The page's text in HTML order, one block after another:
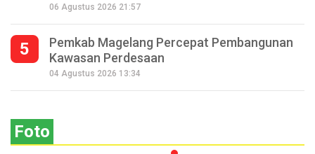
06 Agustus 2026 21:57
5
Pemkab Magelang Percepat Pembangunan
Kawasan Perdesaan
04 Agustus 2026 13:34
Foto
Seperempat Abad Perhelatan Festival
Lima Gunung XXV Kobarkan Semangat